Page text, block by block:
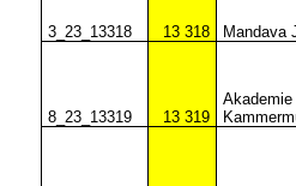
3_23_13318 13 318 Mandava
8_23_13319 13 319